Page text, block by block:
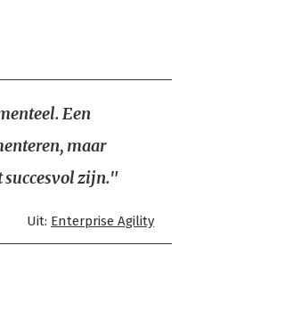
Een
maar
succesvol zijn."
Uit: Enterprise Agility